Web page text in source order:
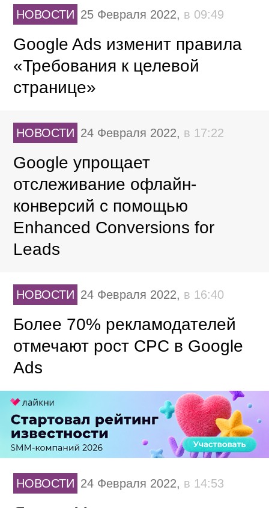
НОВОСТИ 25 Февраля 2022, в 09:49
Google Ads изменит правила
«Требования к целевой
странице»
НОВОСТИ 24 Февраля 2022, в 17:22
Google упрощает
отслеживание офлайн-
конверсий с помощью
Enhanced Conversions for
Leads
НОВОСТИ 24 Февраля 2022, в 16:40
Более 70% рекламодателей
отмечают рост CPC в Google
Ads
НОВОСТИ 24 Февраля 2022, в 14:53